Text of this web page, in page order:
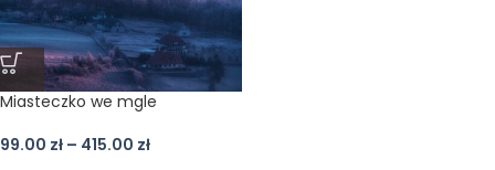
Miasteczko we mgle
99.00 zł – 415.00 zł